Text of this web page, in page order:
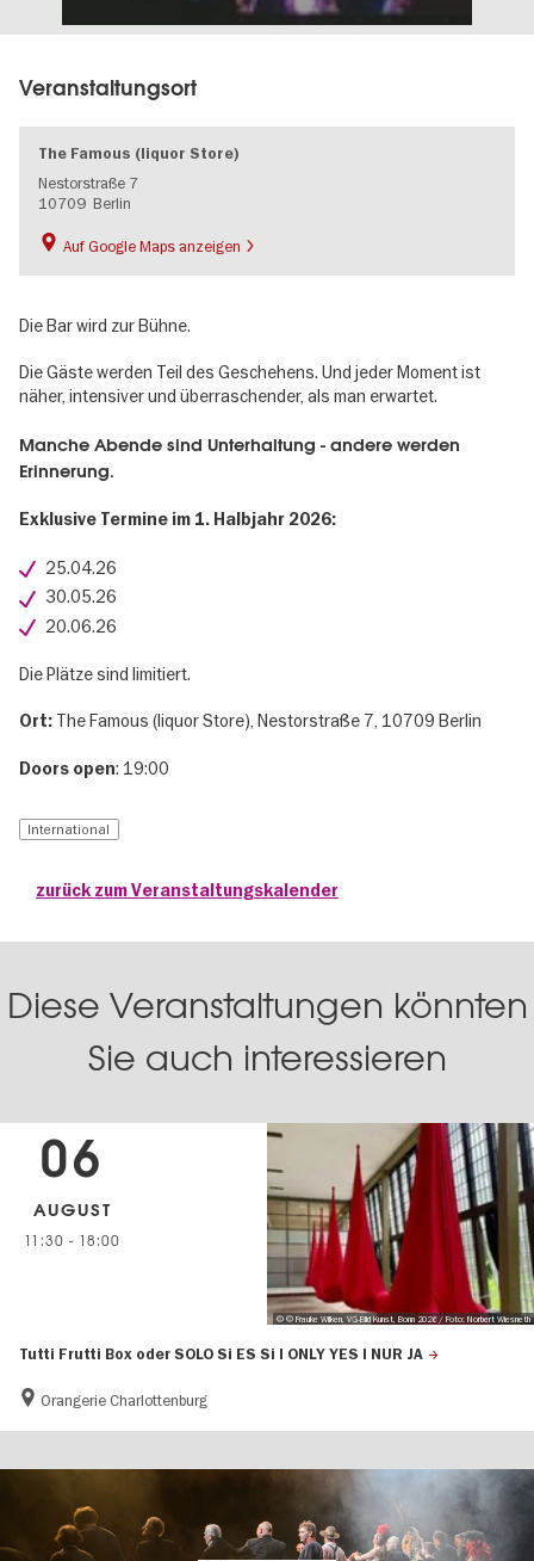
Veranstaltungsort
The Famous (liquor Store)
Nestorstraße 7
10709 Berlin
Auf Google Maps anzeigen
Die Bar wird zur Bühne.
Die Gäste werden Teil des Geschehens. Und jeder Moment ist
näher, intensiver und überraschender, als man erwartet.
Manche Abende sind Unterhaltung - andere werden
Erinnerung.
Exklusive Termine im 1. Halbjahr 2026:
25.04.26
30.05.26
20.06.26
Die Plätze sind limitiert.
Ort: The Famous (liquor Store), Nestorstraße 7, 10709 Berlin
Doors open: 19:00
International
zurück zum Veranstaltungskalender
Diese Veranstaltungen könnten
Sie auch interessieren
Tutti Frutti Box oder SOLO Si ES Si I ONLY YES I NUR JA
Orangerie Charlottenburg
06
AUGUST
11:30 - 18:00
© © Frauke Wilken, VG-Bild Kunst, Bonn 2026 / Foto: Norbert Wiesneth